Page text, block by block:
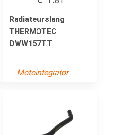
Radiateurslang
THERMOTEC
DWW157TT
Motointegrator